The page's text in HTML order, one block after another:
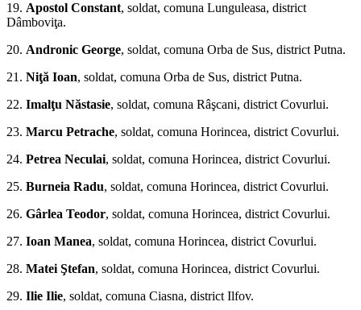
19. Apostol Constant, soldat, comuna Lunguleasa, district
Dâmboviţa.
20. Andronic George, soldat, comuna Orba de Sus, district Putna.
21. Niţă Ioan, soldat, comuna Orba de Sus, district Put­na.
22. Imalţu Năstasie, soldat, comuna Râşcani, district Covurlui.
23. Marcu Petrache, soldat, comuna Horincea, district Covurlui.
24. Petrea Neculai, soldat, co­muna Horincea, district Covurlui.
25. Burneia Radu, soldat, comuna Horincea, district Covurlui.
26. Gârlea Teodor, soldat, comuna Horincea, district Co­vurlui.
27. Ioan Manea, soldat, comuna Horincea, district Covurlui.
28. Matei Ştefan, soldat, comuna Horincea, district Covurlui.
29. Ilie Ilie, soldat, comuna Ciasna, district Ilfov.